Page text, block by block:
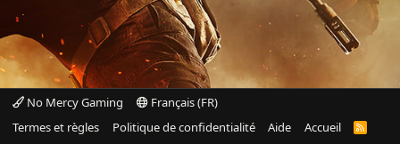
No Mercy Gaming
Français (FR)
Termes et règles
Politique de confidentialité Aide Accueil
R